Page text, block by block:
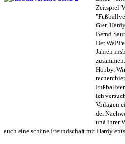
Zeitspiel-
Gier,
Bernd
Der
Jahren
Hobby.
ich
Vorlagen
der
und ihrer
auch eine schöne Freundschaft mit Hardy